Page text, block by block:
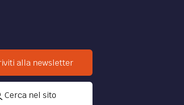
alla newsletter
Cerca nel sito